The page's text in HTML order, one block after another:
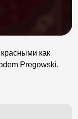
как
Pregowski.